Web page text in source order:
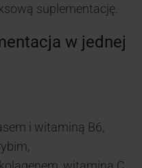
suplementację.
w jednej
i witaminą B6,